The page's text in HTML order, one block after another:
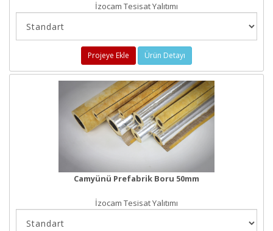
İzocam Tesisat Yalıtımı
Projeye Ekle Ürün Detayı
Camyünü Prefabrik Boru 50mm
İzocam Tesisat Yalıtımı